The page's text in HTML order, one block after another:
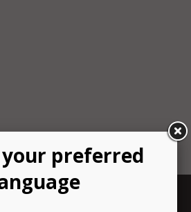
INFORMATION